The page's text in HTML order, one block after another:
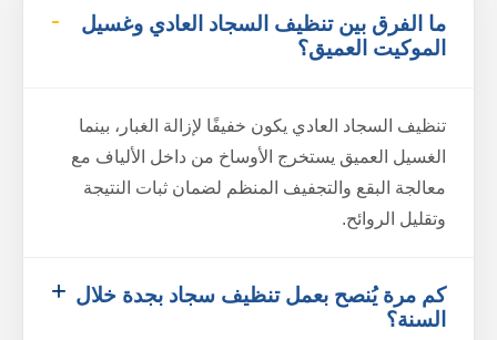
ما الفرق بين تنظيف السجاد العادي وغسيل
الموكيت العميق؟
تنظيف السجاد العادي يكون خفيفًا لإزالة الغبار، بينما
الغسيل العميق يستخرج الأوساخ من داخل الألياف مع
معالجة البقع والتجفيف المنظم لضمان ثبات النتيجة
وتقليل الروائح.
كم مرة يُنصح بعمل تنظيف سجاد بجدة خلال
السنة؟